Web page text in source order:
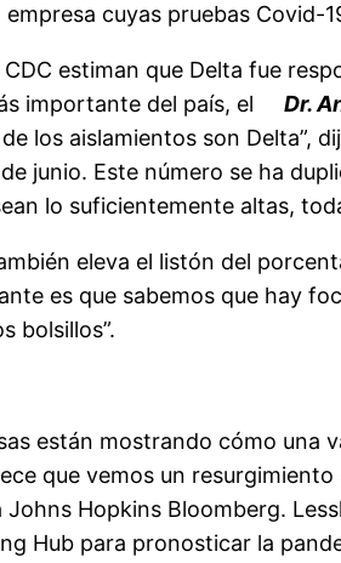
cuyas pruebas Covid-
estiman que Delta fue
importante del país, el
Dr.
los aislamientos son Delta”,
junio. Este número se ha
lo suficientemente altas,
eleva el listón del
es que sabemos que hay
bolsillos”.
están mostrando cómo una
que vemos un
Johns Hopkins Bloomberg.
Hub para pronosticar la